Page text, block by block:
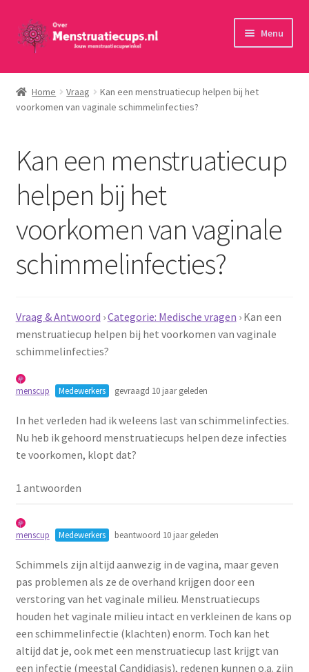
Ga
door
navigatie
Ga
naar
inhoud
Menu
Home
30 minuten persoonlijk advies
Menstruatiedisks
Menstruatiesponsjes
Wasbaar maandverband
Schoonmaken
Proefpakketten
wat je nog meer wil weten
Home Vraag
Kan een menstruatiecup helpen bij het
voorkomen van vaginale schimmelinfecties?
Kan een menstruatiecup
helpen bij het
voorkomen van vaginale
schimmelinfecties?
Vraag & Antwoord ›Categorie: Medische vragen › Kan een
menstruatiecup helpen bij het voorkomen van vaginale
schimmelinfecties?
menscup Medewerkers gevraagd 10 jaar geleden
In het verleden had ik weleens last van schimmelinfecties.
Nu heb ik gehoord menstruatiecups helpen deze infecties
te voorkomen, klopt dat?
1 antwoorden
menscup Medewerkers beantwoord 10 jaar geleden
Schimmels zijn altijd aanwezig in de vagina, maar geven
pas problemen als ze de overhand krijgen door een
verstoring van het vaginale milieu. Menstruatiecups
houden het vaginale milieu intact en verkleinen de kans op
een schimmelinfectie (klachten) enorm. Toch kan het
altijd dat je, ook met een menstruatiecup last krijgt van
een infectie (meestal Candidiasis), redenen kunnen o.a. zijn